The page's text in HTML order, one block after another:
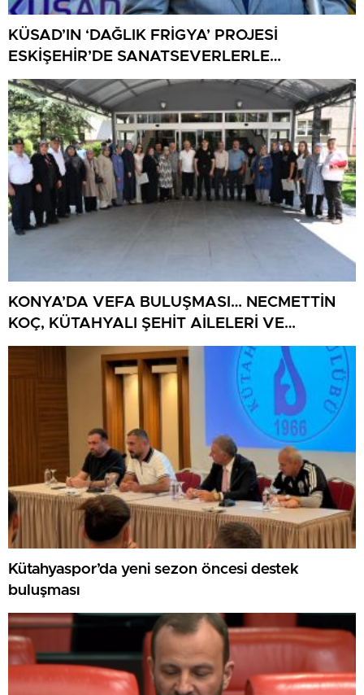
KÜSAD’IN ‘DAĞLIK FRİGYA’ PROJESİ
ESKİŞEHİR’DE SANATSEVERLERLE
BULUŞUYOR
KONYA’DA VEFA BULUŞMASI… NECMETTİN
KOÇ, KÜTAHYALI ŞEHİT AİLELERİ VE
GAZİLERİ AĞIRLADI
Kütahyaspor’da yeni sezon öncesi destek
buluşması